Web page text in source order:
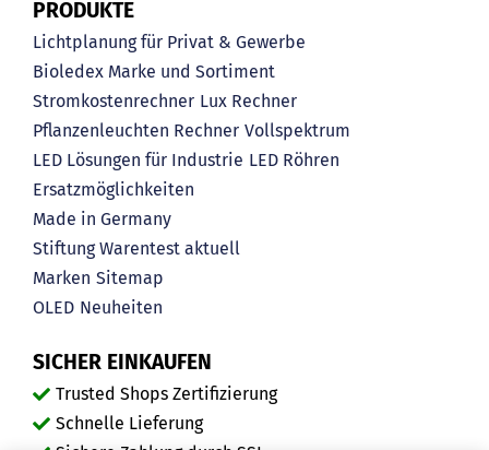
PRODUKTE
Lichtplanung für Privat & Gewerbe
Bioledex Marke und Sortiment
Stromkostenrechner Lux Rechner
Pflanzenleuchten Rechner Vollspektrum
LED Lösungen für Industrie LED Röhren
Ersatzmöglichkeiten
Made in Germany
Stiftung Warentest aktuell
Marken Sitemap
OLED Neuheiten
SICHER EINKAUFEN
Trusted Shops Zertifizierung
Schnelle Lieferung